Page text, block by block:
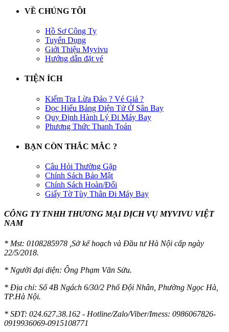
VỀ CHÚNG TÔI
Hồ Sơ Công Ty
Tuyển Dụng
Giới Thiệu Myvivu
Hướng dẫn đặt vé
TIỆN ÍCH
Kiểm Tra Lừa Đảo ? Vé Giả ?
Đọc Hiểu Bảng Điện Tử Ở Sân Bay
Quy Định Hành Lý Đi Máy Bay
Phương Thức Thanh Toán
BẠN CÒN THẮC MẮC ?
Câu Hỏi Thường Gặp
Chính Sách Bảo Mật
Chính Sách Hoàn/Đổi
Giấy Tờ Tùy Thân Đi Máy Bay
CÔNG TY TNHH THƯƠNG MẠI DỊCH VỤ MYVIVU VIỆT
NAM
* Mst: 0108285978 ,Sở kế hoạch và Đầu tư Hà Nội cấp ngày
22/5/2018.
* Người đại diện: Ông Phạm Văn Sửu.
* Địa chỉ: Số 4B Ngách 6/30/2 Phố Đội Nhân, Phường Ngọc Hà,
TP.Hà Nội.
* SĐT: 024.627.38.162 - Hotline/Zalo/Viber/Imess: 0986067826-
0919936069-0915108771